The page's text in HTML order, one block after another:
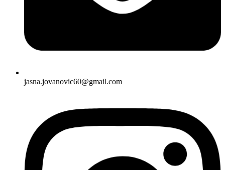
jasna.jovanovic60@gmail.com